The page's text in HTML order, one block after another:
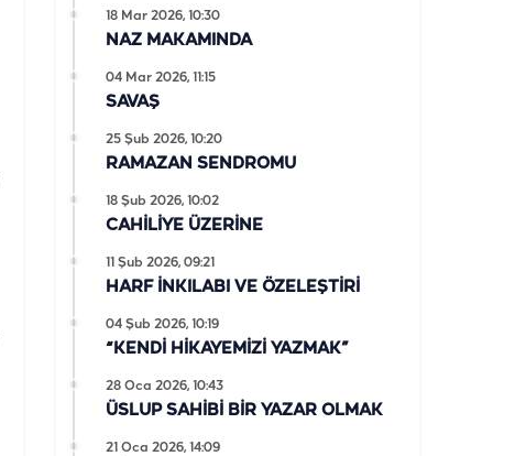
NAZ MAKAMINDA
18 Mar 2026, 10:30
SAVAŞ
04 Mar 2026, 11:15
RAMAZAN SENDROMU
25 Şub 2026, 10:20
CAHİLİYE ÜZERİNE
18 Şub 2026, 10:02
HARF İNKILABI VE ÖZELEŞTİRİ
11 Şub 2026, 09:21
“KENDİ HİKAYEMİZİ YAZMAK”
04 Şub 2026, 10:19
ÜSLUP SAHİBİ BİR YAZAR OLMAK
28 Oca 2026, 10:43
21 Oca 2026, 14:09